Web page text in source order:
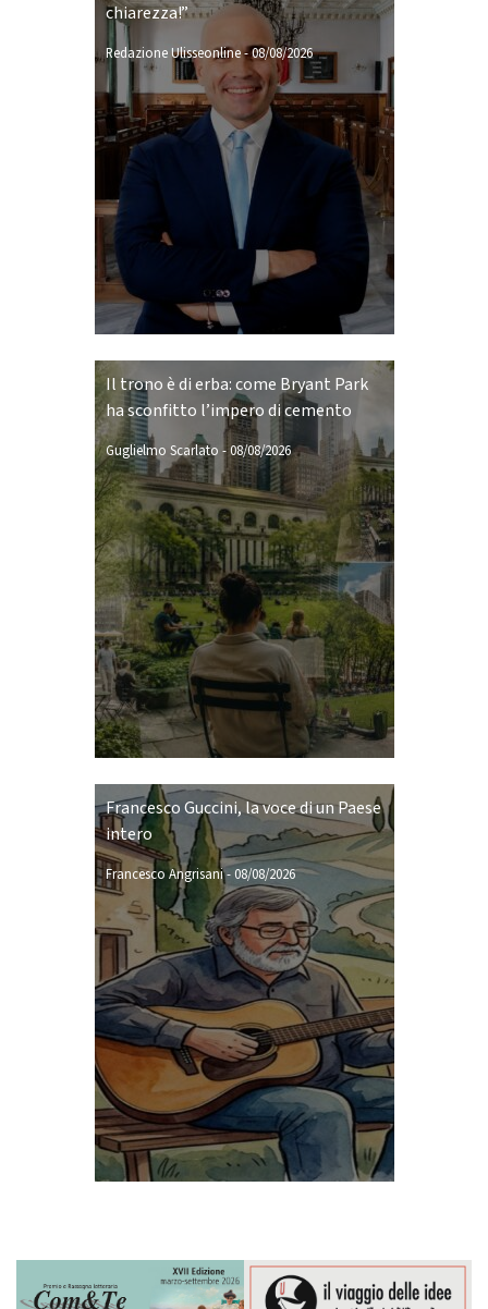
chiarezza!”
Redazione Ulisseonline-08/08/2026
Il trono è di erba: come Bryant Park
ha sconfitto l’impero di cemento
Guglielmo Scarlato -08/08/2026
Francesco Guccini, la voce di un Paese
intero
Francesco Angrisani-08/08/2026